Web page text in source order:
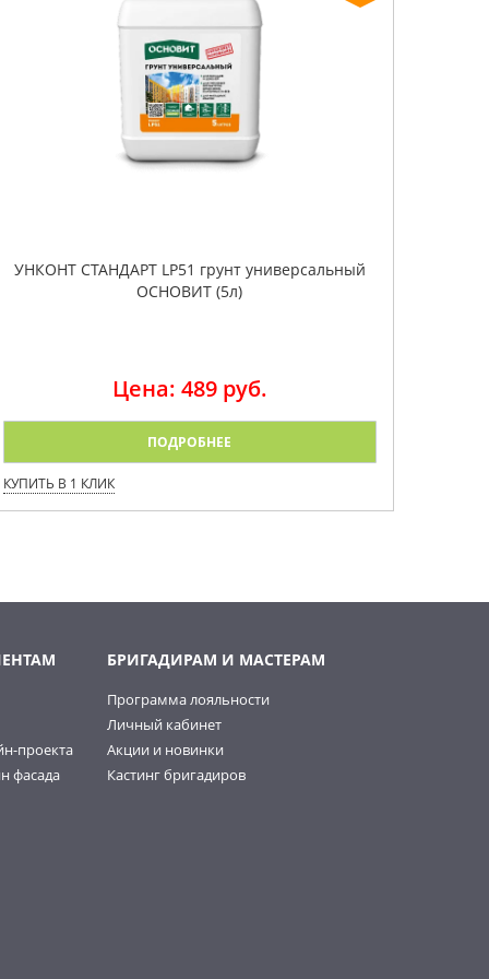
УНКОНТ СТАНДАРТ LP51 грунт универсальный
ОСНОВИТ (5л)
Цена: 489 руб.
ПОДРОБНЕЕ
КУПИТЬ В 1 КЛИК
проекта
фасада
БРИГАДИРАМ И МАСТЕРАМ
Программа лояльности
Личный кабинет
Акции и новинки
Кастинг бригадиров